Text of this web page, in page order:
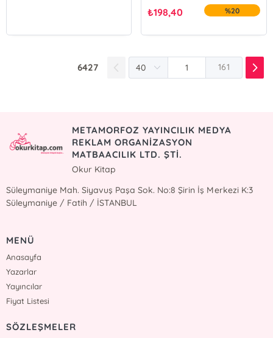
₺198,40 %20
6427 161
METAMORFOZ YAYINCILIK MEDYA
REKLAM ORGANİZASYON
MATBAACILIK LTD. ŞTİ.
Okur Kitap
Süleymaniye Mah. Siyavuş Paşa Sok. No:8 Şirin İş Merkezi K:3
Süleymaniye / Fatih / İSTANBUL
MENÜ
Anasayfa
Yazarlar
Yayıncılar
Fiyat Listesi
SÖZLEŞMELER